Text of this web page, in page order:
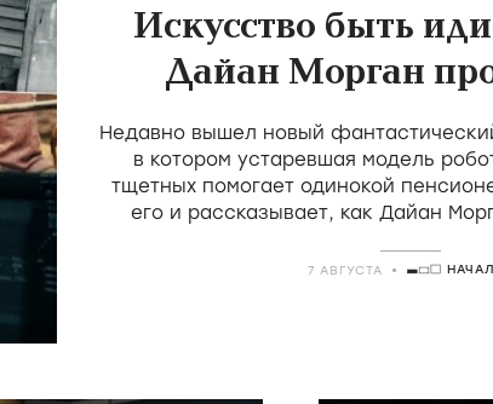
Искусство быть
Дайан Морган
последнюю
традицию
комедии
Недавно вышел новый
в котором устаревшая модель
тщетных помогает одинокой
его и рассказывает, как Дайан
7 АВГУСТА